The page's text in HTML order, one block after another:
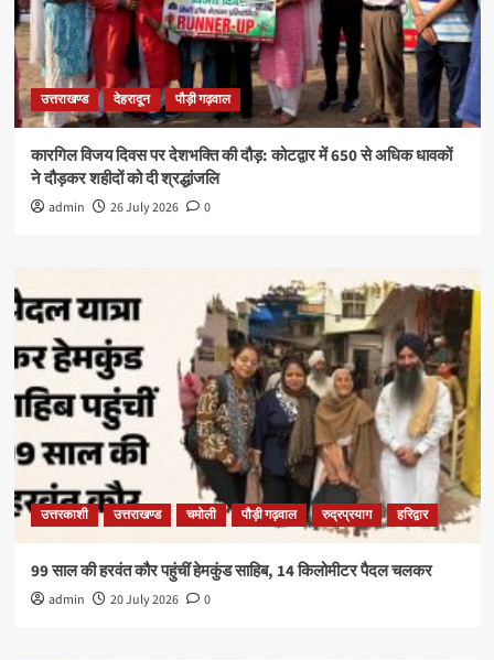
उत्तराखण्ड देहरादून पौड़ी गढ़वाल
कारगिल विजय दिवस पर देशभक्ति की दौड़: कोटद्वार में 650 से अधिक धावकों
ने दौड़कर शहीदों को दी श्रद्धांजलि
admin 26 July 2026 0
उत्तरकाशी उत्तराखण्ड चमोली पौड़ी गढ़वाल रुद्रप्रयाग हरिद्वार
99 साल की हरवंत कौर पहुंचीं हेमकुंड साहिब, 14 किलोमीटर पैदल चलकर
admin 20 July 2026 0